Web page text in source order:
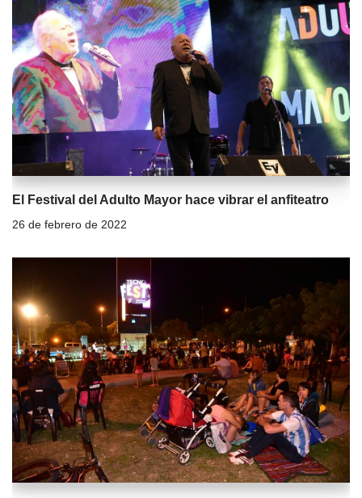
El Festival del Adulto Mayor hace vibrar el anfiteatro
26 de febrero de 2022